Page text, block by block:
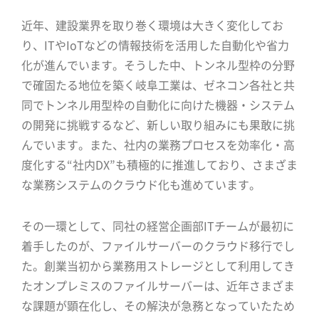
近年、建設業界を取り巻く環境は大きく変化してお
り、ITやIoTなどの情報技術を活用した自動化や省力
化が進んでいます。そうした中、トンネル型枠の分野
で確固たる地位を築く岐阜工業は、ゼネコン各社と共
同でトンネル用型枠の自動化に向けた機器・システム
の開発に挑戦するなど、新しい取り組みにも果敢に挑
んでいます。また、社内の業務プロセスを効率化・高
度化する“社内DX”も積極的に推進しており、さまざま
な業務システムのクラウド化も進めています。
その一環として、同社の経営企画部ITチームが最初に
着手したのが、ファイルサーバーのクラウド移行でし
た。創業当初から業務用ストレージとして利用してき
たオンプレミスのファイルサーバーは、近年さまざま
な課題が顕在化し、その解決が急務となっていたため